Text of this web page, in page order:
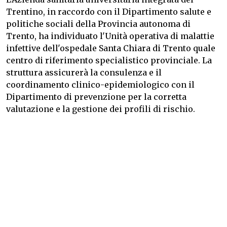
Trentino, in raccordo con il Dipartimento salute e
politiche sociali della Provincia autonoma di
Trento, ha individuato l'Unità operativa di malattie
infettive dell'ospedale Santa Chiara di Trento quale
centro di riferimento specialistico provinciale. La
struttura assicurerà la consulenza e il
coordinamento clinico-epidemiologico con il
Dipartimento di prevenzione per la corretta
valutazione e la gestione dei profili di rischio.